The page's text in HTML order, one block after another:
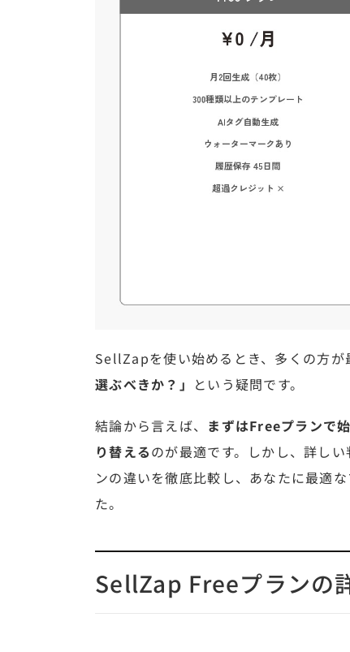
SellZapを使い始めるとき、多くの方が
選ぶべきか？」 という疑問です。
結論から言えば、 まずはFreeプランで
り替えるのが最適です。しかし、詳し
ンの違いを徹底比較し、あなたに最適
た。
SellZap Freeプランの